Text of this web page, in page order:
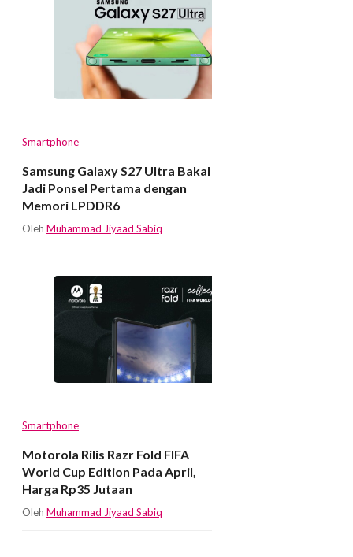
Smartphone
Samsung Galaxy S27 Ultra Bakal
Jadi Ponsel Pertama dengan
Memori LPDDR6
Oleh Muhammad Jiyaad Sabiq
Smartphone
Motorola Rilis Razr Fold FIFA
World Cup Edition Pada April,
Harga Rp35 Jutaan
Oleh Muhammad Jiyaad Sabiq